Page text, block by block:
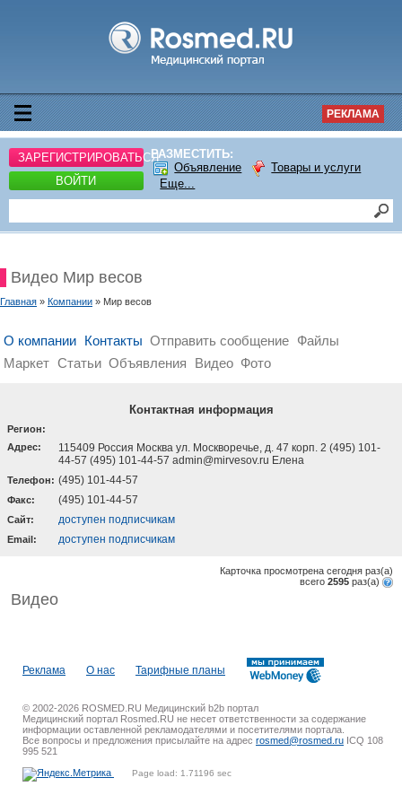
РЕКЛАМА
ЗАРЕГИСТРИРОВАТЬСЯ
ВОЙТИ
РАЗМЕСТИТЬ:
Объявление
Товары и услуги
Еще...
Видео Мир весов
Главная » Компании » Мир весов
О компании Контакты Отправить сообщение Файлы
Маркет Статьи Объявления Видео Фото
Контактная информация
Регион:
Адрес:
115409 Россия Москва ул. Москворечье, д. 47 корп. 2 (495) 101-
44-57 (495) 101-44-57 admin@mirvesov.ru Елена
Телефон: (495) 101-44-57
Факс: (495) 101-44-57
Cайт: доступен подписчикам
Email: доступен подписчикам
Карточка просмотрена сегодня раз(a)
всего 2595 раз(a)
Видео
Реклама О нас Тарифные планы
© 2002-2026 ROSMED.RU Медицинский b2b портал
Медицинский портал Rosmed.RU не несет ответственности за содержание
информации оставленной рекламодателями и посетителями портала.
Все вопросы и предложения присылайте на адрес rosmed@rosmed.ru ICQ 108
995 521
Page load: 1.71196 sec